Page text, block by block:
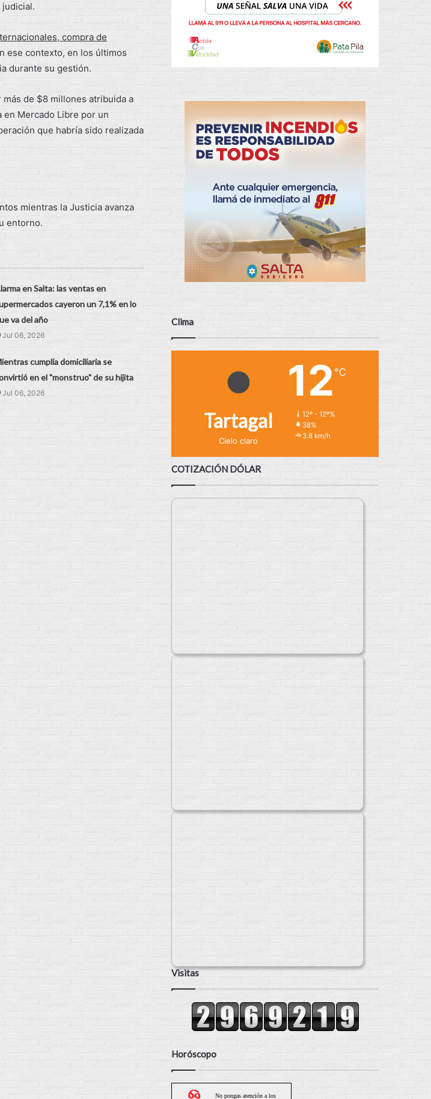
compra de
ese contexto, en los últimos
durante su gestión.
de $8 millones atribuida a
en Mercado Libre por un
que habría sido realizada
mientras la Justicia avanza
entorno.
en Salta: las ventas en
cayeron un 7,1% en lo
va del año
Jul 06, 2026
cumplía domiciliaria se
en el "monstruo" de su hijita
Jul 06, 2026
Clima
Tartagal
Cielo claro
12 ℃
12º - 12º%
38%
3.8 km/h
COTIZACIÓN DÓLAR
Visitas
Horóscopo